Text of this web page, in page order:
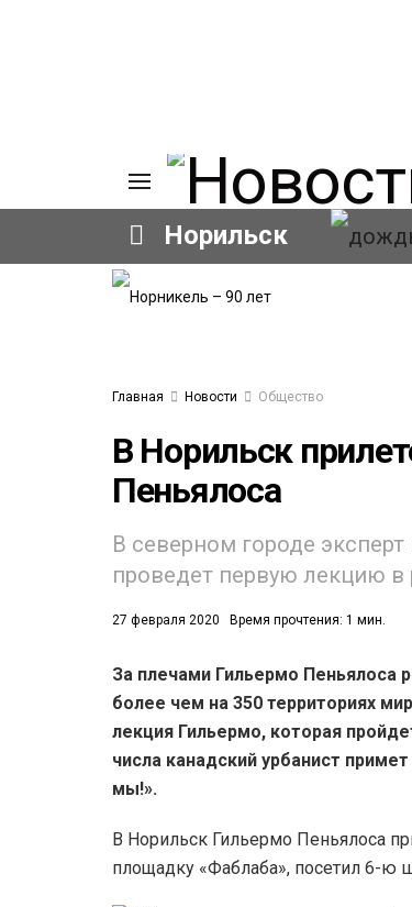
Норильск
Главная Новости Общество
В Норильск
Пеньялоса
В северном городе
проведет первую лекцию в
27 февраля 2020 Время прочтения: 1 мин.
За плечами Гильермо Пеньялоса
более чем на 350 территориях
лекция Гильермо, которая
числа канадский урбанист
мы!».
В Норильск Гильермо Пеньялоса
площадку «Фаблаба», посетил 6-ю